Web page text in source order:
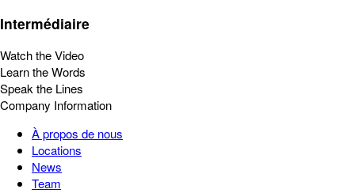
Intermédiaire
Watch the Video
Learn the Words
Speak the Lines
Company Information
À propos de nous
Locations
News
Team